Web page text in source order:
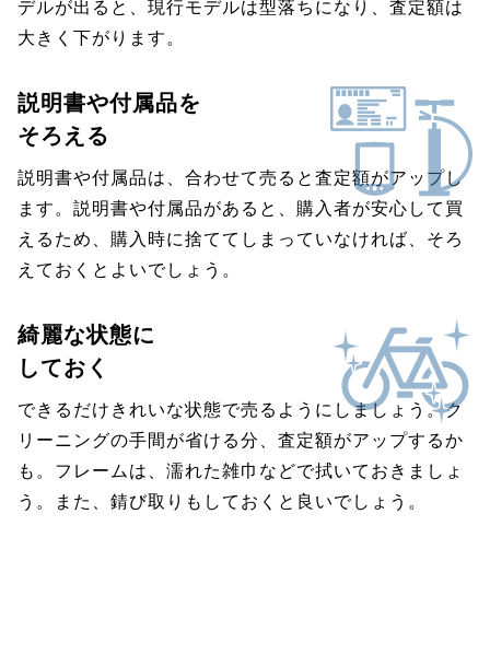
デルが出ると、現行モデルは型落ちになり、査定額は
大きく下がります。
説明書や付属品を
そろえる
説明書や付属品は、合わせて売ると査定額がアップし
ます。説明書や付属品があると、購入者が安心して買
えるため、購入時に捨ててしまっていなければ、そろ
えておくとよいでしょう。
綺麗な状態に
しておく
できるだけきれいな状態で売るようにしましょう。ク
リーニングの手間が省ける分、査定額がアップするか
も。フレームは、濡れた雑巾などで拭いておきましょ
う。また、錆び取りもしておくと良いでしょう。